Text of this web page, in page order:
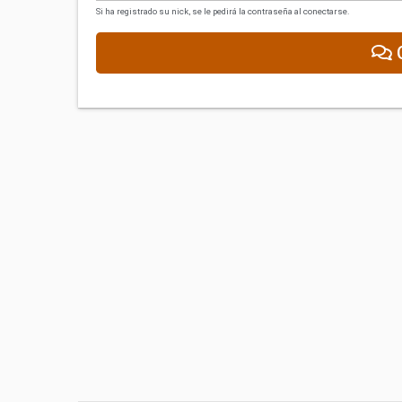
Si ha registrado su nick, se le pedirá la contraseña al conectarse.